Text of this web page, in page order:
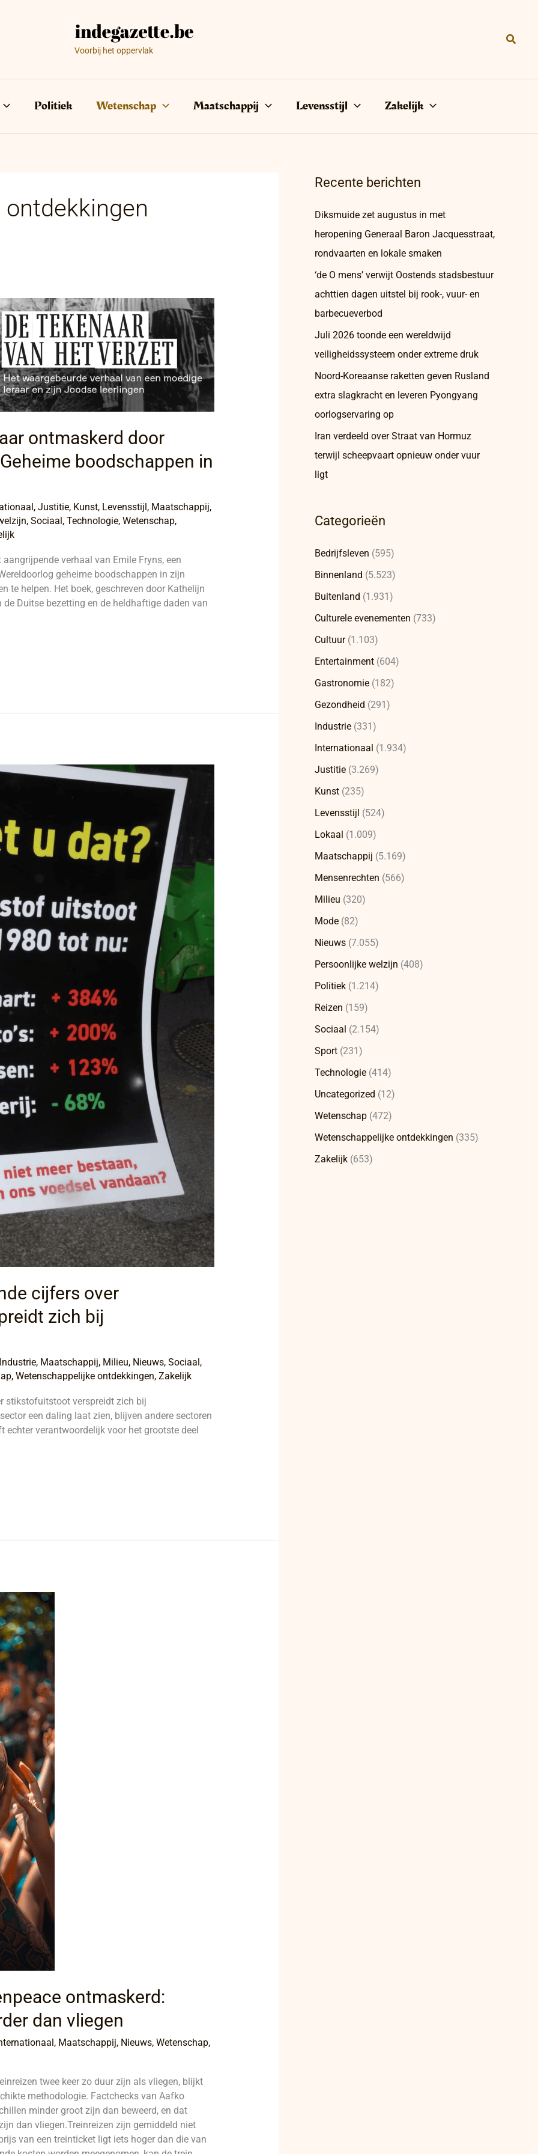
Voorbij het oppervlak
Politiek Wetenschap Maatschappij Levensstijl Zakelijk
ontmaskerd door
boodschappen in
, Justitie, Kunst, Levensstijl, Maatschappij,
, Sociaal, Technologie, Wetenschap,
verhaal van Emile Fryns, een
geheime boodschappen in zijn
te helpen. Het boek, geschreven door Kathelijn
Duitse bezetting en de heldhaftige daden van
cijfers over
zich bij
Industrie, Maatschappij, Milieu, Nieuws, Sociaal,
, Wetenschappelijke ontdekkingen, Zakelijk
stikstofuitstoot verspreidt zich bij
een daling laat zien, blijven andere sectoren
echter verantwoordelijk voor het grootste deel
ontmaskerd:
dan vliegen
, Maatschappij, Nieuws, Wetenschap,
twee keer zo duur zijn als vliegen, blijkt
methodologie. Factchecks van Aafko
minder groot zijn dan beweerd, en dat
dan vliegen.Treinreizen zijn gemiddeld niet
van een treinticket ligt iets hoger dan die van
Recente berichten
Diksmuide zet augustus in met
heropening Generaal Baron Jacquesstraat,
rondvaarten en lokale smaken
‘de O mens’ verwijt Oostends stadsbestuur
achttien dagen uitstel bij rook-, vuur- en
barbecueverbod
Juli 2026 toonde een wereldwijd
veiligheidssysteem onder extreme druk
Noord-Koreaanse raketten geven Rusland
extra slagkracht en leveren Pyongyang
oorlogservaring op
Iran verdeeld over Straat van Hormuz
terwijl scheepvaart opnieuw onder vuur
ligt
Categorieën
Bedrijfsleven (595)
Binnenland (5.523)
Buitenland (1.931)
Culturele evenementen (733)
Cultuur(1.103)
Entertainment (604)
Gastronomie (182)
Gezondheid (291)
Industrie (331)
Internationaal (1.934)
Justitie (3.269)
Kunst (235)
Levensstijl (524)
Lokaal (1.009)
Maatschappij (5.169)
Mensenrechten (566)
Milieu (320)
Mode (82)
Nieuws (7.055)
Persoonlijke welzijn (408)
Politiek (1.214)
Reizen (159)
Sociaal (2.154)
Sport (231)
Technologie (414)
Uncategorized (12)
Wetenschap (472)
Wetenschappelijke ontdekkingen (335)
Zakelijk (653)